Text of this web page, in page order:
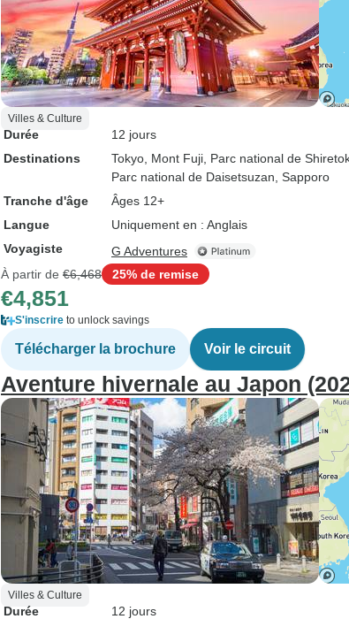
Villes & Culture
Durée
12 jours
Destinations
Tokyo , Mont Fuji , Parc national de
Parc national de Daisetsuzan , Sapporo
Tranche d'âge
Âges 12+
Langue
Uniquement en : Anglais
Voyagiste
G Adventures
À partir de €6,468 25% de remise
€4,851
S'inscrire to unlock savings
Télécharger la brochure Voir le circuit
Aventure hivernale au Japon
Villes & Culture
Durée
12 jours